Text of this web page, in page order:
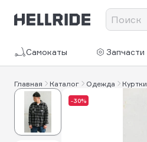
Самокаты Запчасти
Главная Каталог Одежда Куртки
-30%